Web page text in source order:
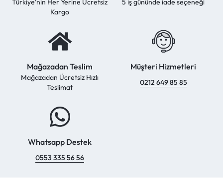
Türkiye'nin Her Yerine Ücretsiz
Kargo
5 iş gününde iade seçeneği
Mağazadan Teslim
Mağazadan Ücretsiz Hızlı
Teslimat
Müşteri Hizmetleri
0212 649 85 85
Whatsapp Destek
0553 335 56 56